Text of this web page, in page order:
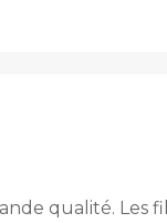
qualité. Les